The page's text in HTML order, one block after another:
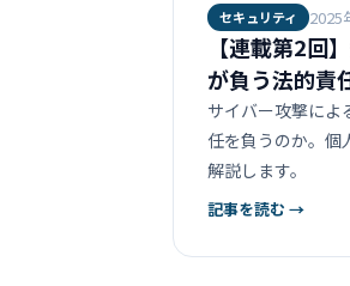
セキュリティ 2025
【連載第2回
が負う法的責
サイバー攻撃によ
任を負うのか。個
解説します。
記事を読む →